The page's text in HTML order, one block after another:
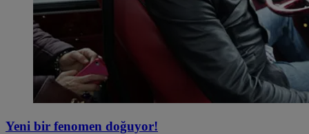
Yeni bir fenomen doğuyor!